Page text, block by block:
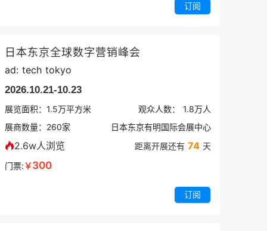
订阅
日本东京全球数字营销峰会
ad: tech tokyo
2026.10.21-10.23
展览面积： 1.5万平方米 观众人数： 1.8万人
展商数量： 260家 日本东京有明国际会展中心
2.6w人浏览 距离开展还有 74 天
门票:￥300
订阅